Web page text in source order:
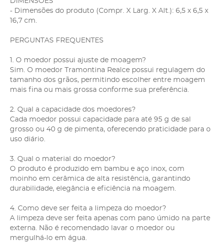
- Dimensões do produto (Compr. X Larg. X Alt.): 6,5 x 6,5 x
16,7 cm.
PERGUNTAS FREQUENTES
1. O moedor possui ajuste de moagem?
Sim. O moedor Tramontina Realce possui regulagem do
tamanho dos grãos, permitindo escolher entre moagem
mais fina ou mais grossa conforme sua preferência.
2. Qual a capacidade dos moedores?
Cada moedor possui capacidade para até 95 g de sal
grosso ou 40 g de pimenta, oferecendo praticidade para o
uso diário.
3. Qual o material do moedor?
O produto é produzido em bambu e aço inox, com
moinho em cerâmica de alta resistência, garantindo
durabilidade, elegância e eficiência na moagem.
4. Como deve ser feita a limpeza do moedor?
A limpeza deve ser feita apenas com pano úmido na parte
externa. Não é recomendado lavar o moedor ou
mergulhá-lo em água.